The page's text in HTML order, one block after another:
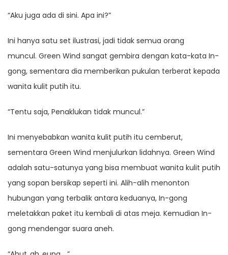
“Aku juga ada di sini. Apa ini?”
Ini hanya satu set ilustrasi, jadi tidak semua orang
muncul. Green Wind sangat gembira dengan kata-kata In-
gong, sementara dia memberikan pukulan terberat kepada
wanita kulit putih itu.
“Tentu saja, Penaklukan tidak muncul.”
Ini menyebabkan wanita kulit putih itu cemberut,
sementara Green Wind menjulurkan lidahnya. Green Wind
adalah satu-satunya yang bisa membuat wanita kulit putih
yang sopan bersikap seperti ini. Alih-alih menonton
hubungan yang terbalik antara keduanya, In-gong
meletakkan paket itu kembali di atas meja. Kemudian In-
gong mendengar suara aneh.